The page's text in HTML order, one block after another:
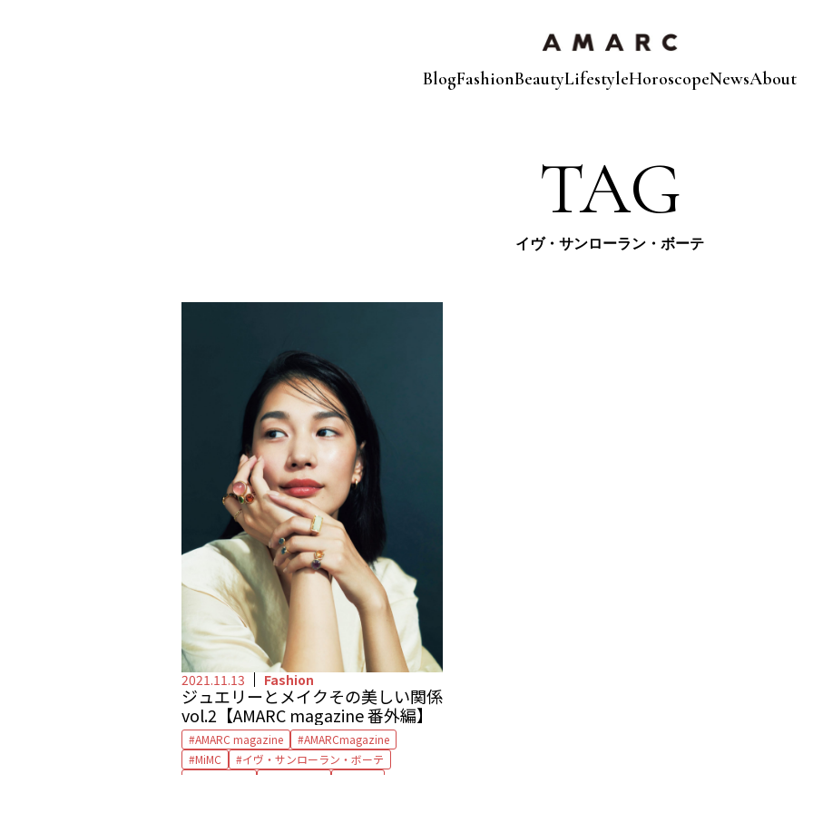
BlogFashionBeautyLifestyleHoroscopeNewsAbout
TAG
イヴ・サンローラン・ボーテ
2021.11.13 Fashion
ジュエリーとメイク――その美しい関係
vol.2【AMARC magazine 番外編】
AMARC magazine
AMARCmagazine
MiMC
イヴ・サンローラン・ボーテ